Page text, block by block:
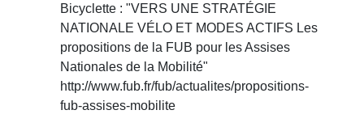
Bicyclette : "VERS UNE STRATÉGIE
NATIONALE VÉLO ET MODES ACTIFS Les
propositions de la FUB pour les Assises
Nationales de la Mobilité"
http://www.fub.fr/fub/actualites/propositions-
fub-assises-mobilite